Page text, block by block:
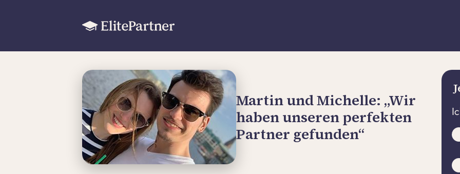
Martin und Michelle: „Wir
haben unseren perfekten
Partner gefunden“